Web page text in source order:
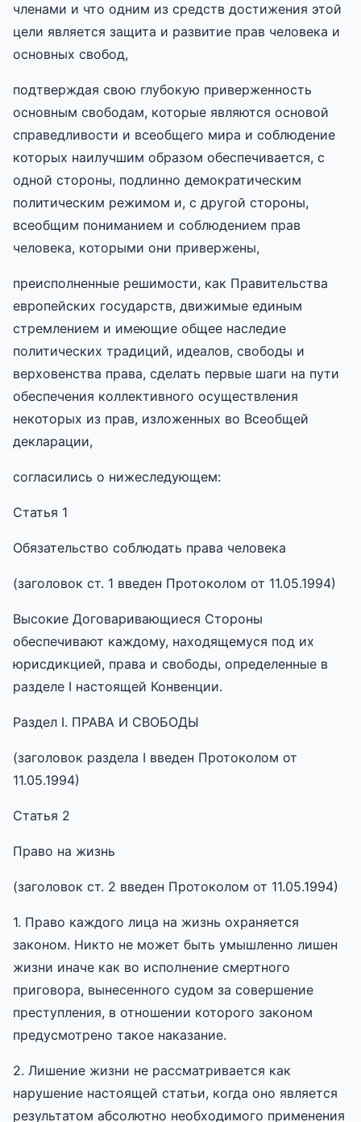
членами и что одним из средств достижения этой
цели является защита и развитие прав человека и
основных свобод,
подтверждая свою глубокую приверженность
основным свободам, которые являются основой
справедливости и всеобщего мира и соблюдение
которых наилучшим образом обеспечивается, с
одной стороны, подлинно демократическим
политическим режимом и, с другой стороны,
всеобщим пониманием и соблюдением прав
человека, которыми они привержены,
преисполненные решимости, как Правительства
европейских государств, движимые единым
стремлением и имеющие общее наследие
политических традиций, идеалов, свободы и
верховенства права, сделать первые шаги на пути
обеспечения коллективного осуществления
некоторых из прав, изложенных во Всеобщей
декларации,
согласились о нижеследующем:
Статья 1
Обязательство соблюдать права человека
(заголовок ст. 1 введен Протоколом от 11.05.1994)
Высокие Договаривающиеся Стороны
обеспечивают каждому, находящемуся под их
юрисдикцией, права и свободы, определенные в
разделе I настоящей Конвенции.
Раздел I. ПРАВА И СВОБОДЫ
(заголовок раздела I введен Протоколом от
11.05.1994)
Статья 2
Право на жизнь
(заголовок ст. 2 введен Протоколом от 11.05.1994)
1. Право каждого лица на жизнь охраняется
законом. Никто не может быть умышленно лишен
жизни иначе как во исполнение смертного
приговора, вынесенного судом за совершение
преступления, в отношении которого законом
предусмотрено такое наказание.
2. Лишение жизни не рассматривается как
нарушение настоящей статьи, когда оно является
результатом абсолютно необходимого применения